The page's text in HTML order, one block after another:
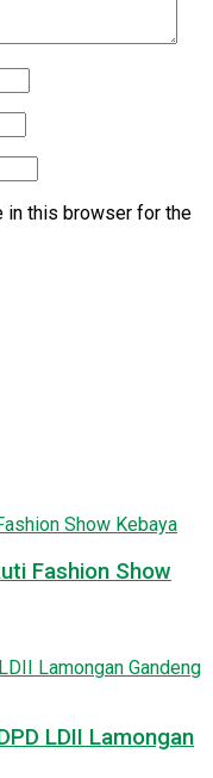
in this browser for the
Fashion Show
LDII Lamongan